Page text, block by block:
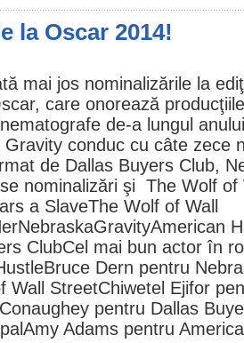
la Oscar 2014!
mai jos nominalizările la
, care onorează
de-a lungul
Gravity conduc cu câte zece
de Dallas Buyers Club,
nominalizări şi The Wolf of
a SlaveThe Wolf of Wall
NebraskaGravityAmerican
ClubCel mai bun actor în
Bruce Dern pentru
Wall StreetChiwetel Ejifor
pentru Dallas
Amy Adams pentru